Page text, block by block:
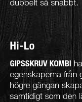
dubbelt så snabbt.
Hi-Lo
GIPSSKRUV KOMBI
egenskaperna från
högre gängan
samtidigt som den